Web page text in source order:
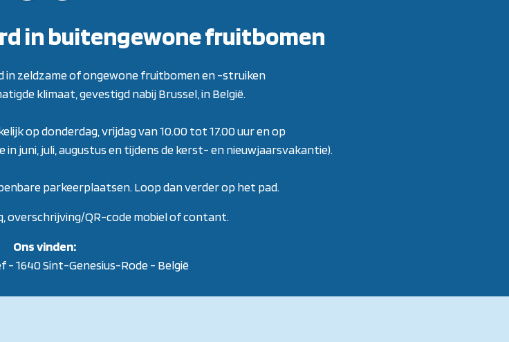
in buitengewone fruitbomen
in zeldzame of ongewone fruitbomen en -struiken
klimaat, gevestigd nabij Brussel, in België.
op donderdag, vrijdag van 10.00 tot 17.00 uur en op
juni, juli, augustus en tijdens de kerst- en nieuwjaarsvakantie).
parkeerplaatsen. Loop dan verder op het pad.
overschrijving/QR-code mobiel of contant.
Ons vinden:
- 1640 Sint-Genesius-Rode - België